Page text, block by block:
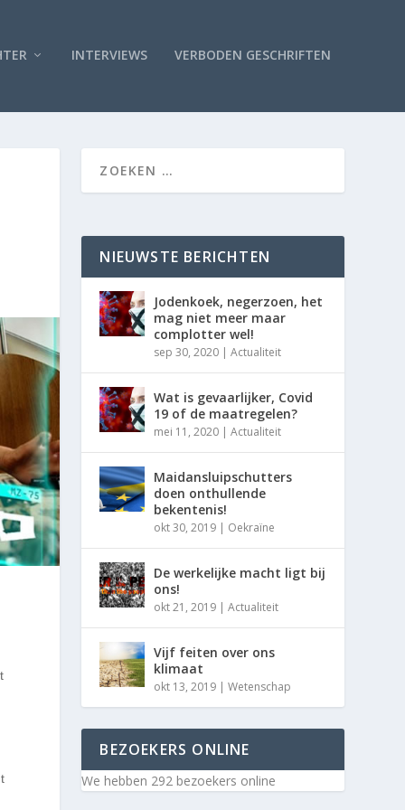
INTERVIEWS VERBODEN GESCHRIFTEN
NIEUWSTE BERICHTEN
Jodenkoek, negerzoen, het
mag niet meer maar
complotter wel!
sep 30, 2020 |Actualiteit
Wat is gevaarlijker, Covid
19 of de maatregelen?
mei 11, 2020 |Actualiteit
Maidansluipschutters
doen onthullende
bekentenis!
okt 30, 2019 | Oekraïne
De werkelijke macht ligt bij
ons!
okt 21, 2019 |Actualiteit
Vijf feiten over ons
klimaat
okt 13, 2019 |Wetenschap
BEZOEKERS ONLINE
We hebben 292 bezoekers online